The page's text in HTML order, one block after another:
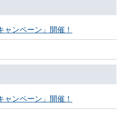
ャンペーン」開催！
ャンペーン」開催！